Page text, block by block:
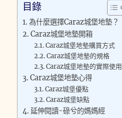
目錄
為什麼選擇Caraz城堡地墊？
Caraz城堡地墊開箱
Caraz城堡地墊購買方式
Caraz城堡地墊的規格
Caraz城堡地墊的實際使用
Caraz城堡地墊心得
Caraz城堡優點
Caraz城堡缺點
延伸閱讀-碌兮的媽媽經